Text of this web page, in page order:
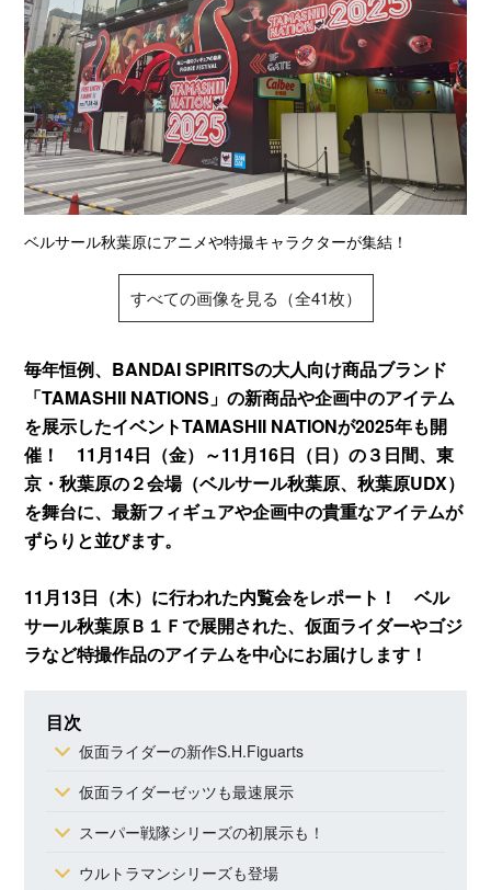
ベルサール秋葉原にアニメや特撮キャラクターが集結！
すべての画像を見る（全41枚）
毎年恒例、BANDAI SPIRITSの大人向け商品ブランド
「TAMASHII NATIONS」の新商品や企画中のアイテム
を展示したイベントTAMASHII NATIONが2025年も開
催！ 11月14日（金）～11月16日（日）の３日間、東
京・秋葉原の２会場（ベルサール秋葉原、秋葉原UDX）
を舞台に、最新フィギュアや企画中の貴重なアイテムが
ずらりと並びます。
11月13日（木）に行われた内覧会をレポート！ ベル
サール秋葉原Ｂ１Ｆで展開された、仮面ライダーやゴジ
ラなど特撮作品のアイテムを中心にお届けします！
目次
仮面ライダーの新作S.H.Figuarts
仮面ライダーゼッツも最速展示
スーパー戦隊シリーズの初展示も！
ウルトラマンシリーズも登場